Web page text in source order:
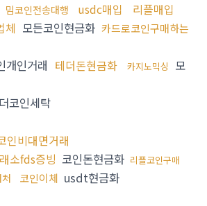
밈코인전송대행 usdc매입
리플매입
체 모든코인현금화 카드로코인구매하는
개인거래 테더돈현금화 카지노믹싱
모
코인세탁
인비대면거래
소fds증빙 코인돈현금화 리플코인구매
코인이체 usdt현금화